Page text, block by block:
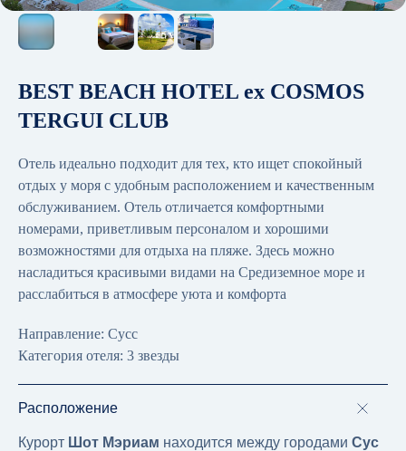
BEST BEACH HOTEL ex COSMOS
TERGUI CLUB
Отель идеально подходит для тех, кто ищет спокойный
отдых у моря с удобным расположением и качественным
обслуживанием. Отель отличается комфортными
номерами, приветливым персоналом и хорошими
возможностями для отдыха на пляже. Здесь можно
насладиться красивыми видами на Средиземное море и
расслабиться в атмосфере уюта и комфорта
Направление: Сусс
Категория отеля: 3 звезды
Расположение
Курорт Шот Мэриам находится между городами Сус